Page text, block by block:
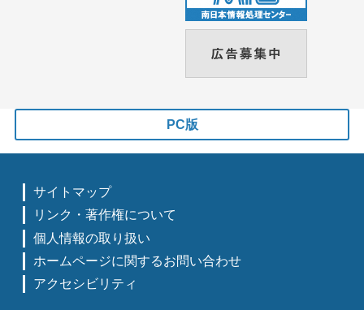
PC版
サイトマップ
リンク・著作権について
個人情報の取り扱い
ホームページに関するお問い合わせ
アクセシビリティ